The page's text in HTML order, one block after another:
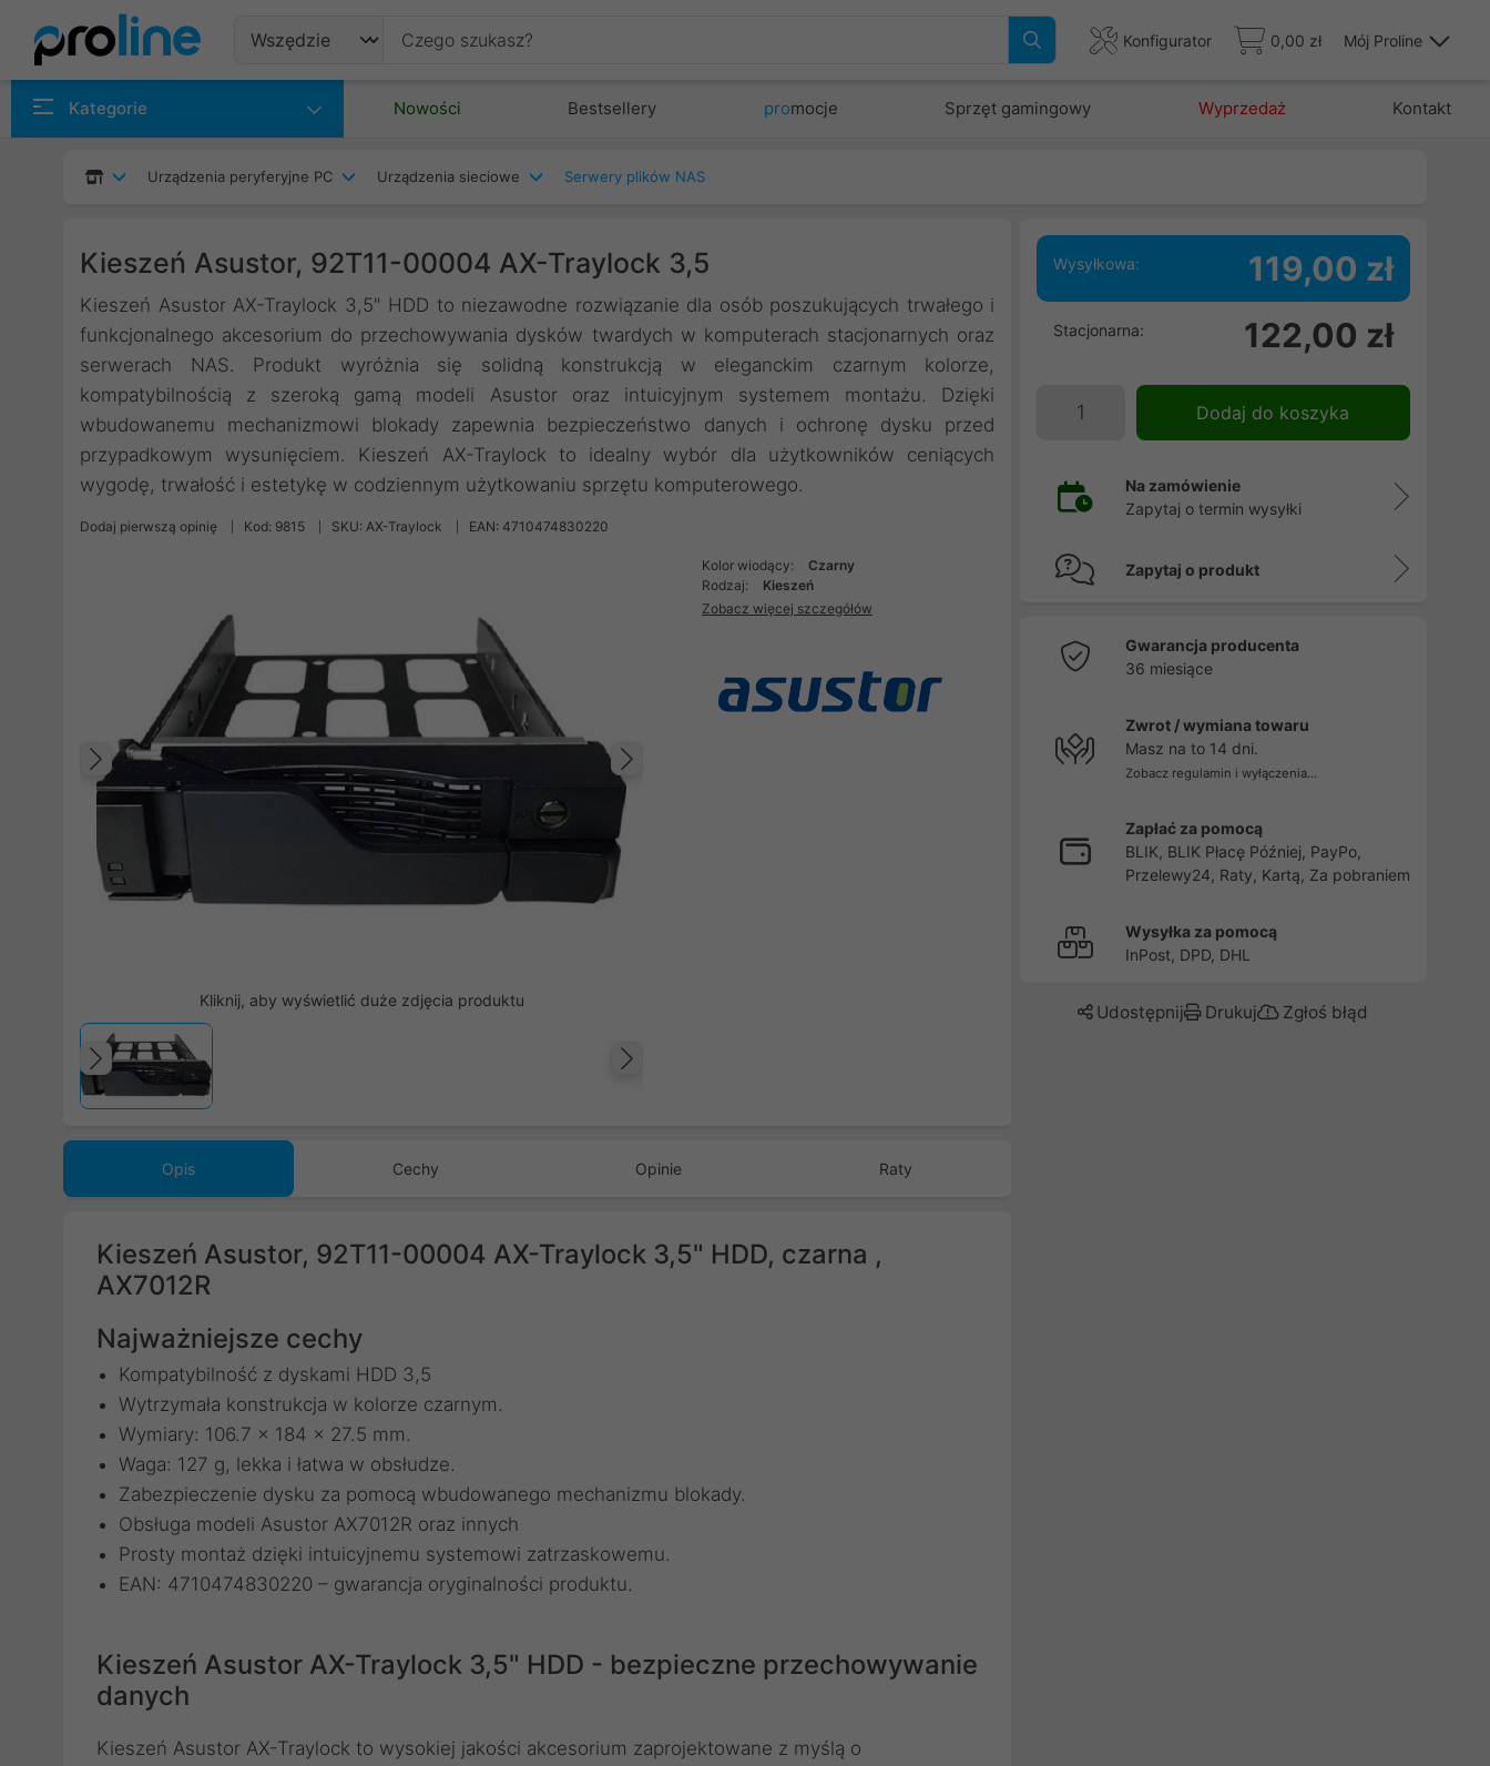
Konfigurator 0,00 zł Mój Proline
Kategorie Nowości Bestsellery promocje Sprzęt gamingowy Wyprzedaż Kontakt
Urządzenia peryferyjne PC Urządzenia sieciowe Serwery plików NAS
Kieszeń Asustor, 92T11-00004 AX-Traylock 3,5
Kieszeń Asustor AX-Traylock 3,5" HDD to niezawodne rozwiązanie dla osób poszukujących trwałego i
funkcjonalnego akcesorium do przechowywania dysków twardych w komputerach stacjonarnych oraz
serwerach NAS. Produkt wyróżnia się solidną konstrukcją w eleganckim czarnym kolorze,
kompatybilnością z szeroką gamą modeli Asustor oraz intuicyjnym systemem montażu. Dzięki
wbudowanemu mechanizmowi blokady zapewnia bezpieczeństwo danych i ochronę dysku przed
przypadkowym wysunięciem. Kieszeń AX-Traylock to idealny wybór dla użytkowników ceniących
wygodę, trwałość i estetykę w codziennym użytkowaniu sprzętu komputerowego.
Dodaj pierwszą opinię Kod: 9815 SKU: AX-Traylock EAN: 4710474830220
Poprzedni
Kliknij, aby wyświetlić duże zdjęcia produktu
Poprzedni
Kolor wiodący:
Czarny
Rodzaj:
Kieszeń
Zobacz więcej szczegółów
Opis Cechy Opinie Raty
Kieszeń Asustor, 92T11-00004 AX-Traylock 3,5" HDD, czarna ,
AX7012R
Najważniejsze cechy
Kompatybilność z dyskami HDD 3,5
Wytrzymała konstrukcja w kolorze czarnym.
Wymiary: 106.7 x 184 x 27.5 mm.
Waga: 127 g, lekka i łatwa w obsłudze.
Zabezpieczenie dysku za pomocą wbudowanego mechanizmu blokady.
Obsługa modeli Asustor AX7012R oraz innych
Prosty montaż dzięki intuicyjnemu systemowi zatrzaskowemu.
EAN: 4710474830220 – gwarancja oryginalności produktu.
Kieszeń Asustor AX-Traylock 3,5" HDD - bezpieczne przechowywanie
danych
Kieszeń Asustor AX-Traylock to wysokiej jakości akcesorium zaprojektowane z myślą o
Wysyłkowa: 119,00 zł
Stacjonarna: 122,00 zł
Dodaj do koszyka
Na zamówienie
Zapytaj o termin wysyłki
Zapytaj o produkt
Gwarancja producenta
36 miesiące
Zwrot / wymiana towaru
Masz na to 14 dni.
Zobacz regulamin i wyłączenia...
Zapłać za pomocą
BLIK, BLIK Płacę Później, PayPo,
Przelewy24, Raty, Kartą, Za pobraniem
Wysyłka za pomocą
InPost, DPD, DHL
Udostępnij Drukuj Zgłoś błąd